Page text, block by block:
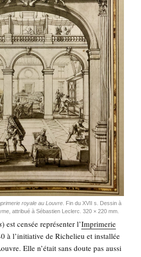
royale au Louvre . Fin du XVII s. Des­sin à
attri­bué à Sébas­tien Leclerc. 320 × 220 mm.
) est cen­sée repré­sen­ter l’Impri­me­rie
à l’initiative de Riche­lieu et ins­tal­lée
Elle n’était sans doute pas aus­si